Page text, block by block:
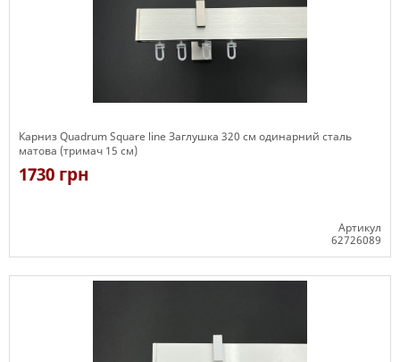
Карниз Quadrum Square line Заглушка 320 см одинарний сталь
матова (тримач 15 см)
1730 грн
Артикул
62726089